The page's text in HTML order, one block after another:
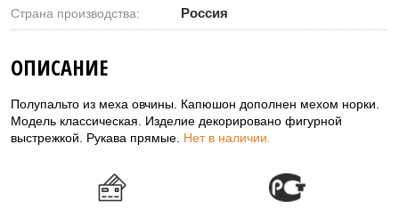
0 ₽
Страна производства: Россия
ОПИСАНИЕ
Полупальто из меха овчины. Капюшон дополнен мехом норки.
Модель классическая. Изделие декорировано фигурной
выстрежкой. Рукава прямые. Нет в наличии.